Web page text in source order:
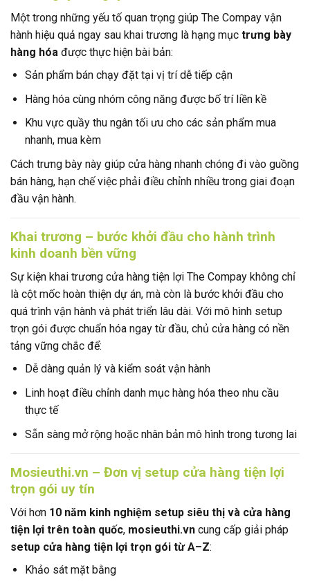
Một trong những yếu tố quan trọng giúp The Compay vận
hành hiệu quả ngay sau khai trương là hạng mục trưng bày
hàng hóa được thực hiện bài bản:
Sản phẩm bán chạy đặt tại vị trí dễ tiếp cận
Hàng hóa cùng nhóm công năng được bố trí liền kề
Khu vực quầy thu ngân tối ưu cho các sản phẩm mua
nhanh, mua kèm
Cách trưng bày này giúp cửa hàng nhanh chóng đi vào guồng
bán hàng, hạn chế việc phải điều chỉnh nhiều trong giai đoạn
đầu vận hành.
Khai trương – bước khởi đầu cho hành trình
kinh doanh bền vững
Sự kiện khai trương cửa hàng tiện lợi The Compay không chỉ
là cột mốc hoàn thiện dự án, mà còn là bước khởi đầu cho
quá trình vận hành và phát triển lâu dài. Với mô hình setup
trọn gói được chuẩn hóa ngay từ đầu, chủ cửa hàng có nền
tảng vững chắc để:
Dễ dàng quản lý và kiểm soát vận hành
Linh hoạt điều chỉnh danh mục hàng hóa theo nhu cầu
thực tế
Sẵn sàng mở rộng hoặc nhân bản mô hình trong tương lai
Mosieuthi.vn – Đơn vị setup cửa hàng tiện lợi
trọn gói uy tín
Với hơn 10 năm kinh nghiệm setup siêu thị và cửa hàng
tiện lợi trên toàn quốc, mosieuthi.vn cung cấp giải pháp
setup cửa hàng tiện lợi trọn gói từ A–Z:
Khảo sát mặt bằng